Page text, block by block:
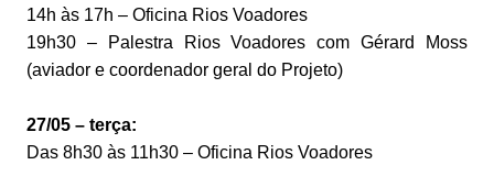
14h às 17h – Oficina Rios Voadores
19h30 – Palestra Rios Voadores com Gérard Moss
(aviador e coordenador geral do Projeto)
27/05 – terça:
Das 8h30 às 11h30 – Oficina Rios Voadores